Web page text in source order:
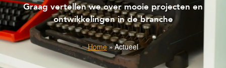
Graag vertellen we over mooie projecten en
ontwikkelingen in de branche
Home» Actueel